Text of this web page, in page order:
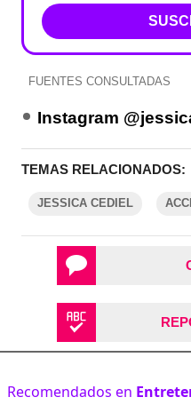
FUENTES CONSULTADAS
Instagram
TEMAS RELACIONADOS:
JESSICA CEDIEL
Recomendados en